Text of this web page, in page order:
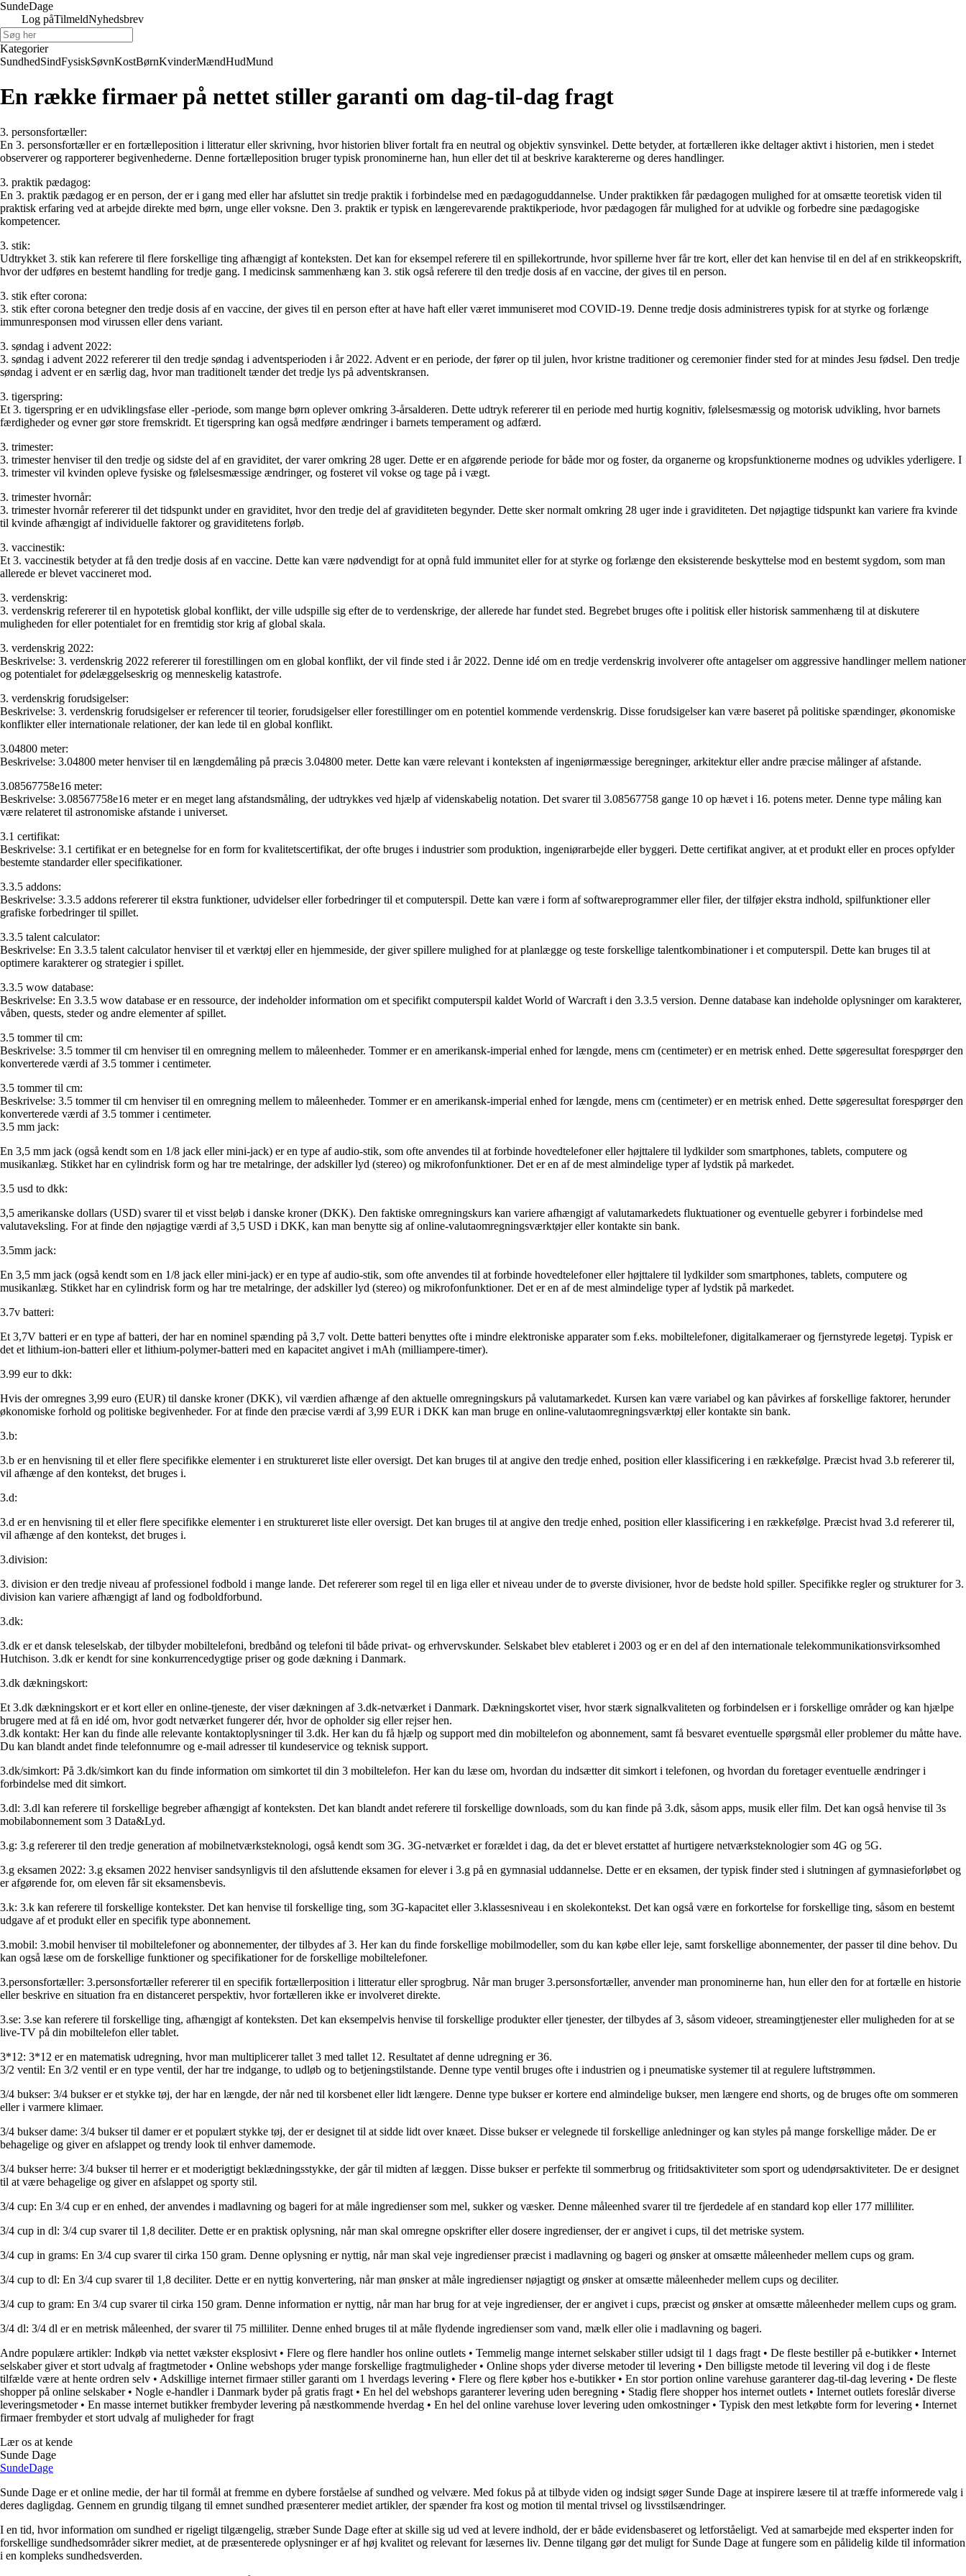
SundeDage
Log påTilmeldNyhedsbrev
Kategorier
SundhedSindFysiskSøvnKostBørnKvinderMændHudMund
En række firmaer på nettet stiller garanti om dag-til-dag fragt
3. personsfortæller:
En 3. personsfortæller er en fortælleposition i litteratur eller skrivning, hvor historien bliver fortalt fra en neutral og objektiv synsvinkel. Dette betyder, at fortælleren ikke deltager aktivt i historien, men i stedet
observerer og rapporterer begivenhederne. Denne fortælleposition bruger typisk pronominerne han, hun eller det til at beskrive karaktererne og deres handlinger.
3. praktik pædagog:
En 3. praktik pædagog er en person, der er i gang med eller har afsluttet sin tredje praktik i forbindelse med en pædagoguddannelse. Under praktikken får pædagogen mulighed for at omsætte teoretisk viden til
praktisk erfaring ved at arbejde direkte med børn, unge eller voksne. Den 3. praktik er typisk en længerevarende praktikperiode, hvor pædagogen får mulighed for at udvikle og forbedre sine pædagogiske
kompetencer.
3. stik:
Udtrykket 3. stik kan referere til flere forskellige ting afhængigt af konteksten. Det kan for eksempel referere til en spillekortrunde, hvor spillerne hver får tre kort, eller det kan henvise til en del af en strikkeopskrift,
hvor der udføres en bestemt handling for tredje gang. I medicinsk sammenhæng kan 3. stik også referere til den tredje dosis af en vaccine, der gives til en person.
3. stik efter corona:
3. stik efter corona betegner den tredje dosis af en vaccine, der gives til en person efter at have haft eller været immuniseret mod COVID-19. Denne tredje dosis administreres typisk for at styrke og forlænge
immunresponsen mod virussen eller dens variant.
3. søndag i advent 2022:
3. søndag i advent 2022 refererer til den tredje søndag i adventsperioden i år 2022. Advent er en periode, der fører op til julen, hvor kristne traditioner og ceremonier finder sted for at mindes Jesu fødsel. Den tredje
søndag i advent er en særlig dag, hvor man traditionelt tænder det tredje lys på adventskransen.
3. tigerspring:
Et 3. tigerspring er en udviklingsfase eller -periode, som mange børn oplever omkring 3-årsalderen. Dette udtryk refererer til en periode med hurtig kognitiv, følelsesmæssig og motorisk udvikling, hvor barnets
færdigheder og evner gør store fremskridt. Et tigerspring kan også medføre ændringer i barnets temperament og adfærd.
3. trimester:
3. trimester henviser til den tredje og sidste del af en graviditet, der varer omkring 28 uger. Dette er en afgørende periode for både mor og foster, da organerne og kropsfunktionerne modnes og udvikles yderligere. I
3. trimester vil kvinden opleve fysiske og følelsesmæssige ændringer, og fosteret vil vokse og tage på i vægt.
3. trimester hvornår:
3. trimester hvornår refererer til det tidspunkt under en graviditet, hvor den tredje del af graviditeten begynder. Dette sker normalt omkring 28 uger inde i graviditeten. Det nøjagtige tidspunkt kan variere fra kvinde
til kvinde afhængigt af individuelle faktorer og graviditetens forløb.
3. vaccinestik:
Et 3. vaccinestik betyder at få den tredje dosis af en vaccine. Dette kan være nødvendigt for at opnå fuld immunitet eller for at styrke og forlænge den eksisterende beskyttelse mod en bestemt sygdom, som man
allerede er blevet vaccineret mod.
3. verdenskrig:
3. verdenskrig refererer til en hypotetisk global konflikt, der ville udspille sig efter de to verdenskrige, der allerede har fundet sted. Begrebet bruges ofte i politisk eller historisk sammenhæng til at diskutere
muligheden for eller potentialet for en fremtidig stor krig af global skala.
3. verdenskrig 2022:
Beskrivelse: 3. verdenskrig 2022 refererer til forestillingen om en global konflikt, der vil finde sted i år 2022. Denne idé om en tredje verdenskrig involverer ofte antagelser om aggressive handlinger mellem nationer
og potentialet for ødelæggelseskrig og menneskelig katastrofe.
3. verdenskrig forudsigelser:
Beskrivelse: 3. verdenskrig forudsigelser er referencer til teorier, forudsigelser eller forestillinger om en potentiel kommende verdenskrig. Disse forudsigelser kan være baseret på politiske spændinger, økonomiske
konflikter eller internationale relationer, der kan lede til en global konflikt.
3.04800 meter:
Beskrivelse: 3.04800 meter henviser til en længdemåling på præcis 3.04800 meter. Dette kan være relevant i konteksten af ingeniørmæssige beregninger, arkitektur eller andre præcise målinger af afstande.
3.08567758e16 meter:
Beskrivelse: 3.08567758e16 meter er en meget lang afstandsmåling, der udtrykkes ved hjælp af videnskabelig notation. Det svarer til 3.08567758 gange 10 op hævet i 16. potens meter. Denne type måling kan
være relateret til astronomiske afstande i universet.
3.1 certifikat:
Beskrivelse: 3.1 certifikat er en betegnelse for en form for kvalitetscertifikat, der ofte bruges i industrier som produktion, ingeniørarbejde eller byggeri. Dette certifikat angiver, at et produkt eller en proces opfylder
bestemte standarder eller specifikationer.
3.3.5 addons:
Beskrivelse: 3.3.5 addons refererer til ekstra funktioner, udvidelser eller forbedringer til et computerspil. Dette kan være i form af softwareprogrammer eller filer, der tilføjer ekstra indhold, spilfunktioner eller
grafiske forbedringer til spillet.
3.3.5 talent calculator:
Beskrivelse: En 3.3.5 talent calculator henviser til et værktøj eller en hjemmeside, der giver spillere mulighed for at planlægge og teste forskellige talentkombinationer i et computerspil. Dette kan bruges til at
optimere karakterer og strategier i spillet.
3.3.5 wow database:
Beskrivelse: En 3.3.5 wow database er en ressource, der indeholder information om et specifikt computerspil kaldet World of Warcraft i den 3.3.5 version. Denne database kan indeholde oplysninger om karakterer,
våben, quests, steder og andre elementer af spillet.
3.5 tommer til cm:
Beskrivelse: 3.5 tommer til cm henviser til en omregning mellem to måleenheder. Tommer er en amerikansk-imperial enhed for længde, mens cm (centimeter) er en metrisk enhed. Dette søgeresultat forespørger den
konverterede værdi af 3.5 tommer i centimeter.
3.5 tommer til cm:
Beskrivelse: 3.5 tommer til cm henviser til en omregning mellem to måleenheder. Tommer er en amerikansk-imperial enhed for længde, mens cm (centimeter) er en metrisk enhed. Dette søgeresultat forespørger den
konverterede værdi af 3.5 tommer i centimeter.
3.5 mm jack:
En 3,5 mm jack (også kendt som en 1/8 jack eller mini-jack) er en type af audio-stik, som ofte anvendes til at forbinde hovedtelefoner eller højttalere til lydkilder som smartphones, tablets, computere og
musikanlæg. Stikket har en cylindrisk form og har tre metalringe, der adskiller lyd (stereo) og mikrofonfunktioner. Det er en af de mest almindelige typer af lydstik på markedet.
3.5 usd to dkk:
3,5 amerikanske dollars (USD) svarer til et visst beløb i danske kroner (DKK). Den faktiske omregningskurs kan variere afhængigt af valutamarkedets fluktuationer og eventuelle gebyrer i forbindelse med
valutaveksling. For at finde den nøjagtige værdi af 3,5 USD i DKK, kan man benytte sig af online-valutaomregningsværktøjer eller kontakte sin bank.
3.5mm jack:
En 3,5 mm jack (også kendt som en 1/8 jack eller mini-jack) er en type af audio-stik, som ofte anvendes til at forbinde hovedtelefoner eller højttalere til lydkilder som smartphones, tablets, computere og
musikanlæg. Stikket har en cylindrisk form og har tre metalringe, der adskiller lyd (stereo) og mikrofonfunktioner. Det er en af de mest almindelige typer af lydstik på markedet.
3.7v batteri:
Et 3,7V batteri er en type af batteri, der har en nominel spænding på 3,7 volt. Dette batteri benyttes ofte i mindre elektroniske apparater som f.eks. mobiltelefoner, digitalkameraer og fjernstyrede legetøj. Typisk er
det et lithium-ion-batteri eller et lithium-polymer-batteri med en kapacitet angivet i mAh (milliampere-timer).
3.99 eur to dkk:
Hvis der omregnes 3,99 euro (EUR) til danske kroner (DKK), vil værdien afhænge af den aktuelle omregningskurs på valutamarkedet. Kursen kan være variabel og kan påvirkes af forskellige faktorer, herunder
økonomiske forhold og politiske begivenheder. For at finde den præcise værdi af 3,99 EUR i DKK kan man bruge en online-valutaomregningsværktøj eller kontakte sin bank.
3.b:
3.b er en henvisning til et eller flere specifikke elementer i en struktureret liste eller oversigt. Det kan bruges til at angive den tredje enhed, position eller klassificering i en rækkefølge. Præcist hvad 3.b refererer til,
vil afhænge af den kontekst, det bruges i.
3.d:
3.d er en henvisning til et eller flere specifikke elementer i en struktureret liste eller oversigt. Det kan bruges til at angive den tredje enhed, position eller klassificering i en rækkefølge. Præcist hvad 3.d refererer til,
vil afhænge af den kontekst, det bruges i.
3.division:
3. division er den tredje niveau af professionel fodbold i mange lande. Det refererer som regel til en liga eller et niveau under de to øverste divisioner, hvor de bedste hold spiller. Specifikke regler og strukturer for 3.
division kan variere afhængigt af land og fodboldforbund.
3.dk:
3.dk er et dansk teleselskab, der tilbyder mobiltelefoni, bredbånd og telefoni til både privat- og erhvervskunder. Selskabet blev etableret i 2003 og er en del af den internationale telekommunikationsvirksomhed
Hutchison. 3.dk er kendt for sine konkurrencedygtige priser og gode dækning i Danmark.
3.dk dækningskort:
Et 3.dk dækningskort er et kort eller en online-tjeneste, der viser dækningen af 3.dk-netværket i Danmark. Dækningskortet viser, hvor stærk signalkvaliteten og forbindelsen er i forskellige områder og kan hjælpe
brugere med at få en idé om, hvor godt netværket fungerer dér, hvor de opholder sig eller rejser hen.
3.dk kontakt: Her kan du finde alle relevante kontaktoplysninger til 3.dk. Her kan du få hjælp og support med din mobiltelefon og abonnement, samt få besvaret eventuelle spørgsmål eller problemer du måtte have.
Du kan blandt andet finde telefonnumre og e-mail adresser til kundeservice og teknisk support.
3.dk/simkort: På 3.dk/simkort kan du finde information om simkortet til din 3 mobiltelefon. Her kan du læse om, hvordan du indsætter dit simkort i telefonen, og hvordan du foretager eventuelle ændringer i
forbindelse med dit simkort.
3.dl: 3.dl kan referere til forskellige begreber afhængigt af konteksten. Det kan blandt andet referere til forskellige downloads, som du kan finde på 3.dk, såsom apps, musik eller film. Det kan også henvise til 3s
mobilabonnement som 3 Data&Lyd.
3.g: 3.g refererer til den tredje generation af mobilnetværksteknologi, også kendt som 3G. 3G-netværket er forældet i dag, da det er blevet erstattet af hurtigere netværksteknologier som 4G og 5G.
3.g eksamen 2022: 3.g eksamen 2022 henviser sandsynligvis til den afsluttende eksamen for elever i 3.g på en gymnasial uddannelse. Dette er en eksamen, der typisk finder sted i slutningen af gymnasieforløbet og
er afgørende for, om eleven får sit eksamensbevis.
3.k: 3.k kan referere til forskellige kontekster. Det kan henvise til forskellige ting, som 3G-kapacitet eller 3.klassesniveau i en skolekontekst. Det kan også være en forkortelse for forskellige ting, såsom en bestemt
udgave af et produkt eller en specifik type abonnement.
3.mobil: 3.mobil henviser til mobiltelefoner og abonnementer, der tilbydes af 3. Her kan du finde forskellige mobilmodeller, som du kan købe eller leje, samt forskellige abonnementer, der passer til dine behov. Du
kan også læse om de forskellige funktioner og specifikationer for de forskellige mobiltelefoner.
3.personsfortæller: 3.personsfortæller refererer til en specifik fortællerposition i litteratur eller sprogbrug. Når man bruger 3.personsfortæller, anvender man pronominerne han, hun eller den for at fortælle en historie
eller beskrive en situation fra en distanceret perspektiv, hvor fortælleren ikke er involveret direkte.
3.se: 3.se kan referere til forskellige ting, afhængigt af konteksten. Det kan eksempelvis henvise til forskellige produkter eller tjenester, der tilbydes af 3, såsom videoer, streamingtjenester eller muligheden for at se
live-TV på din mobiltelefon eller tablet.
3*12: 3*12 er en matematisk udregning, hvor man multiplicerer tallet 3 med tallet 12. Resultatet af denne udregning er 36.
3/2 ventil: En 3/2 ventil er en type ventil, der har tre indgange, to udløb og to betjeningstilstande. Denne type ventil bruges ofte i industrien og i pneumatiske systemer til at regulere luftstrømmen.
3/4 bukser: 3/4 bukser er et stykke tøj, der har en længde, der når ned til korsbenet eller lidt længere. Denne type bukser er kortere end almindelige bukser, men længere end shorts, og de bruges ofte om sommeren
eller i varmere klimaer.
3/4 bukser dame: 3/4 bukser til damer er et populært stykke tøj, der er designet til at sidde lidt over knæet. Disse bukser er velegnede til forskellige anledninger og kan styles på mange forskellige måder. De er
behagelige og giver en afslappet og trendy look til enhver damemode.
3/4 bukser herre: 3/4 bukser til herrer er et moderigtigt beklædningsstykke, der går til midten af læggen. Disse bukser er perfekte til sommerbrug og fritidsaktiviteter som sport og udendørsaktiviteter. De er designet
til at være behagelige og giver en afslappet og sporty stil.
3/4 cup: En 3/4 cup er en enhed, der anvendes i madlavning og bageri for at måle ingredienser som mel, sukker og væsker. Denne måleenhed svarer til tre fjerdedele af en standard kop eller 177 milliliter.
3/4 cup in dl: 3/4 cup svarer til 1,8 deciliter. Dette er en praktisk oplysning, når man skal omregne opskrifter eller dosere ingredienser, der er angivet i cups, til det metriske system.
3/4 cup in grams: En 3/4 cup svarer til cirka 150 gram. Denne oplysning er nyttig, når man skal veje ingredienser præcist i madlavning og bageri og ønsker at omsætte måleenheder mellem cups og gram.
3/4 cup to dl: En 3/4 cup svarer til 1,8 deciliter. Dette er en nyttig konvertering, når man ønsker at måle ingredienser nøjagtigt og ønsker at omsætte måleenheder mellem cups og deciliter.
3/4 cup to gram: En 3/4 cup svarer til cirka 150 gram. Denne information er nyttig, når man har brug for at veje ingredienser, der er angivet i cups, præcist og ønsker at omsætte måleenheder mellem cups og gram.
3/4 dl: 3/4 dl er en metrisk måleenhed, der svarer til 75 milliliter. Denne enhed bruges til at måle flydende ingredienser som vand, mælk eller olie i madlavning og bageri.
Andre populære artikler: Indkøb via nettet vækster eksplosivt • Flere og flere handler hos online outlets • Temmelig mange internet selskaber stiller udsigt til 1 dags fragt • De fleste bestiller på e-butikker• Internet
selskaber giver et stort udvalg af fragtmetoder• Online webshops yder mange forskellige fragtmuligheder• Online shops yder diverse metoder til levering • Den billigste metode til levering vil dog i de fleste
tilfælde være at hente ordren selv • Adskillige internet firmaer stiller garanti om 1 hverdags levering • Flere og flere køber hos e-butikker• En stor portion online varehuse garanterer dag-til-dag levering • De fleste
shopper på online selskaber• Nogle e-handler i Danmark byder på gratis fragt • En hel del webshops garanterer levering uden beregning • Stadig flere shopper hos internet outlets • Internet outlets foreslår diverse
leveringsmetoder• En masse internet butikker frembyder levering på næstkommende hverdag • En hel del online varehuse lover levering uden omkostninger• Typisk den mest letkøbte form for levering • Internet
firmaer frembyder et stort udvalg af muligheder for fragt
Lær os at kende
Sunde Dage
SundeDage
Sunde Dage er et online medie, der har til formål at fremme en dybere forståelse af sundhed og velvære. Med fokus på at tilbyde viden og indsigt søger Sunde Dage at inspirere læsere til at træffe informerede valg i
deres dagligdag. Gennem en grundig tilgang til emnet sundhed præsenterer mediet artikler, der spænder fra kost og motion til mental trivsel og livsstilsændringer.
I en tid, hvor information om sundhed er rigeligt tilgængelig, stræber Sunde Dage efter at skille sig ud ved at levere indhold, der er både evidensbaseret og letforståeligt. Ved at samarbejde med eksperter inden for
forskellige sundhedsområder sikrer mediet, at de præsenterede oplysninger er af høj kvalitet og relevant for læsernes liv. Denne tilgang gør det muligt for Sunde Dage at fungere som en pålidelig kilde til information
i en kompleks sundhedsverden.